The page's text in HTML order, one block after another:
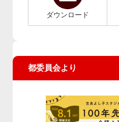
ダウンロード
都委員会より